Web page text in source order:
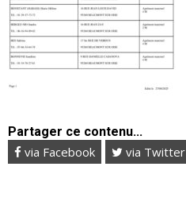
Partager ce contenu...
via Facebook via Twitter